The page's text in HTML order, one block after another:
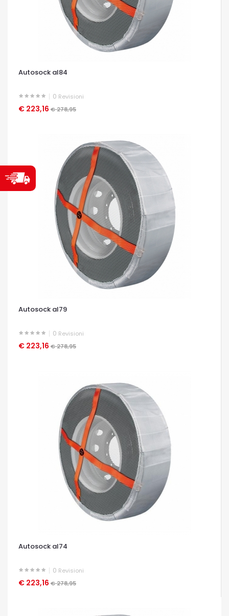
Autosock al84
0 Revisioni
€ 223,16 € 278,95
OCCHIATA VELOCE
Autosock al79
0 Revisioni
€ 223,16 € 278,95
OCCHIATA VELOCE
Autosock al74
0 Revisioni
€ 223,16 € 278,95
OCCHIATA VELOCE